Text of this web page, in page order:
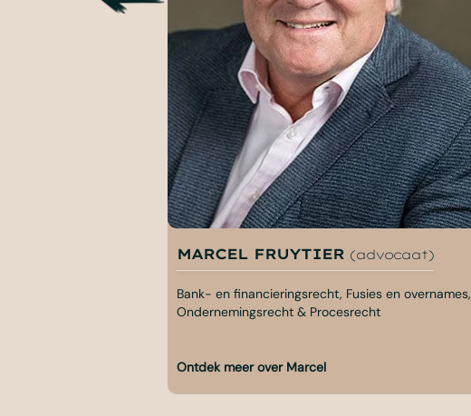
MARCEL FRUYTIER (advocaat)
Bank- en financieringsrecht, Fusies en overnames,
Ondernemingsrecht & Procesrecht
Ontdek meer over Marcel